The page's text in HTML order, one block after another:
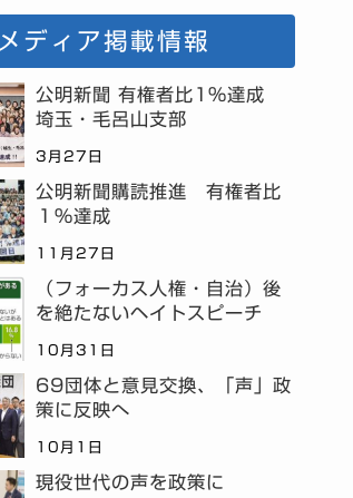
メディア掲載情報
公明新聞 有権者比1%達成
埼玉・毛呂山支部
3月27日
公明新聞購読推進 有権者比
１％達成
11月27日
（フォーカス人権・自治）後
を絶たないヘイトスピーチ
10月31日
69団体と意見交換、「声」政
策に反映へ
10月1日
現役世代の声を政策に